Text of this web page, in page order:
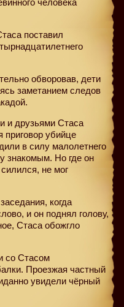
поставил
обворовав, дети
заметанием следов
и друзьями Стаса
приговор убийце
в силу малолетнего
знакомым. Но где он
не мог
когда
и он поднял голову,
Стаса обожгло
со Стасом
Проезжая частный
увидели чёрный